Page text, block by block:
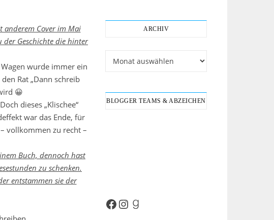
anderem Cover im Mai
der Geschichte die hinter
wurde immer ein
Rat „Dann schreib
😀
dieses „Klischee“
war das Ende, für
vollkommen zu recht –
Buch, dennoch hast
zu schenken.
entstammen sie der
ARCHIV
BLOGGER TEAMS & ABZEICHEN
Facebook
Instagram
Goodreads